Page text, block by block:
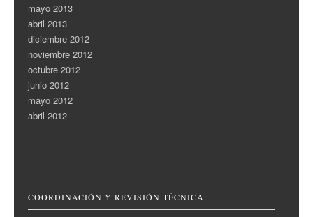
mayo 2013
abril 2013
diciembre 2012
noviembre 2012
octubre 2012
junio 2012
mayo 2012
abril 2012
COORDINACIÓN Y REVISIÓN TÉCNICA